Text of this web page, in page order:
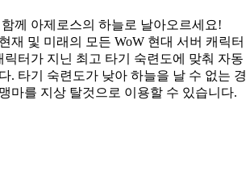
께 아제로스의 하늘로 날아오르세요!
재 및 미래의 모든 WoW 현대 서버 캐릭터
릭터가 지닌 최고 타기 숙련도에 맞춰 자동
. 타기 숙련도가 낮아 하늘을 날 수 없는 경
마를 지상 탈것으로 이용할 수 있습니다.